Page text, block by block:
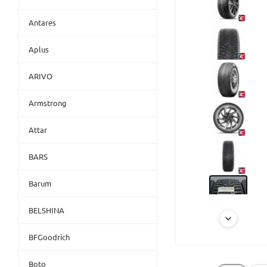
Antares
Aplus
ARIVO
Armstrong
Attar
BARS
Barum
BELSHINA
BFGoodrich
Boto